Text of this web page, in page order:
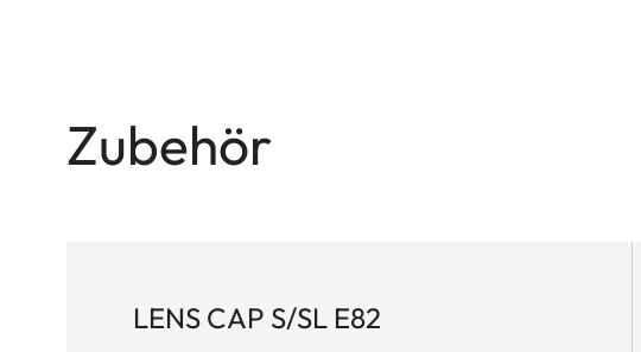
Zubehör
LENS CAP S/SL E82